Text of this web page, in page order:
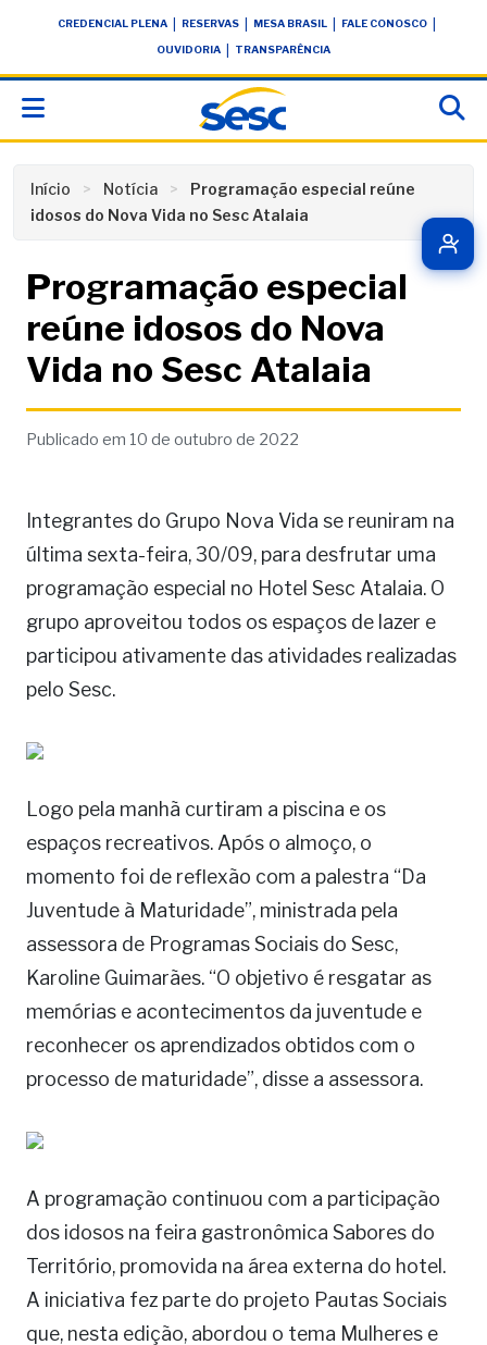
conteúdoCREDENCIAL PLENA RESERVAS MESA BRASIL FALE CONOSCO
OUVIDORIA TRANSPARÊNCIA
Início Notícia
Programação especial reúne
idosos do Nova Vida no Sesc Atalaia
Programação especial
reúne idosos do Nova
Vida no Sesc Atalaia
Publicado em 10 de outubro de 2022
Integrantes do Grupo Nova Vida se reuniram na
última sexta-feira, 30/09, para desfrutar uma
programação especial no Hotel Sesc Atalaia. O
grupo aproveitou todos os espaços de lazer e
participou ativamente das atividades realizadas
pelo Sesc.
Logo pela manhã curtiram a piscina e os
espaços recreativos. Após o almoço, o
momento foi de reflexão com a palestra “Da
Juventude à Maturidade”, ministrada pela
assessora de Programas Sociais do Sesc,
Karoline Guimarães. “O objetivo é resgatar as
memórias e acontecimentos da juventude e
reconhecer os aprendizados obtidos com o
processo de maturidade”, disse a assessora.
A programação continuou com a participação
dos idosos na feira gastronômica Sabores do
Território, promovida na área externa do hotel.
A iniciativa fez parte do projeto Pautas Sociais
que, nesta edição, abordou o tema Mulheres e